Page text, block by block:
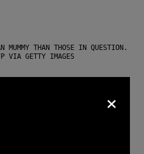
MUMMY THAN THOSE IN QUESTION.
VIA GETTY IMAGES
Smallpox DNA
Old Chilean
×